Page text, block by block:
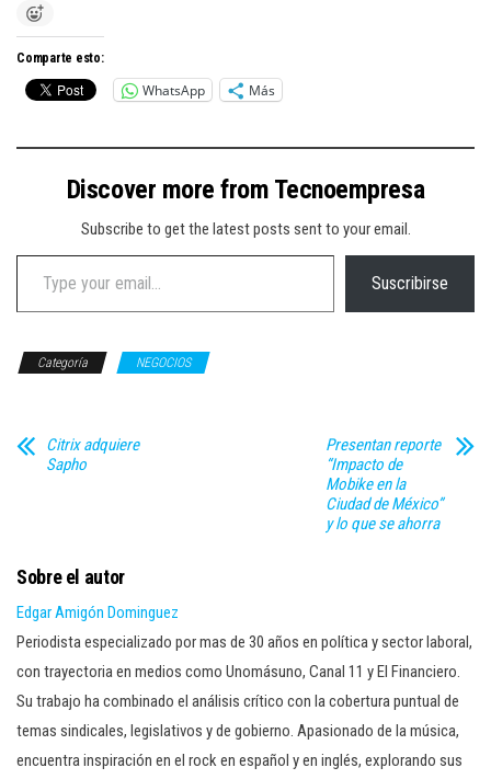
Comparte esto:
WhatsApp Más
Discover more from Tecnoempresa
Subscribe to get the latest posts sent to your email.
Type your email…
Suscribirse
Categoría NEGOCIOS
Citrix adquiere
Sapho
Presentan reporte
“Impacto de
Mobike en la
Ciudad de México”
y lo que se ahorra
Sobre el autor
Edgar Amigón Dominguez
Periodista especializado por mas de 30 años en política y sector laboral,
con trayectoria en medios como Unomásuno, Canal 11 y El Financiero.
Su trabajo ha combinado el análisis crítico con la cobertura puntual de
temas sindicales, legislativos y de gobierno. Apasionado de la música,
encuentra inspiración en el rock en español y en inglés, explorando sus